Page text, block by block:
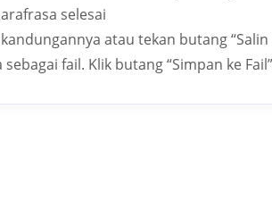
selesai
atau tekan butang
fail. Klik butang “Simpan ke